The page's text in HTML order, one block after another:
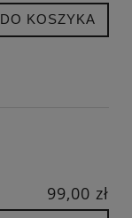
DO KOSZYKA
99,00 zł